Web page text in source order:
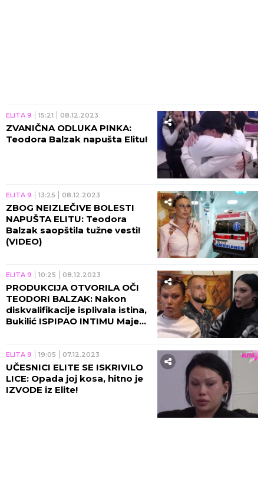
ELITA 9 15:21 08.12.2023
ZVANIČNA ODLUKA PINKA:
Teodora Balzak napušta Elitu!
ELITA 9 13:25 08.12.2023
ZBOG NEIZLEČIVE BOLESTI
NAPUŠTA ELITU: Teodora
Balzak saopštila tužne vesti!
(VIDEO)
ELITA 9 10:25 08.12.2023
PRODUKCIJA OTVORILA OČI
TEODORI BALZAK: Nakon
diskvalifikacije isplivala istina,
Bukilić ISPIPAO INTIMU Maje
ELITA 9 19:05 07.12.2023
UČESNICI ELITE SE ISKRIVILO
LICE: Opada joj kosa, hitno je
IZVODE iz Elite!